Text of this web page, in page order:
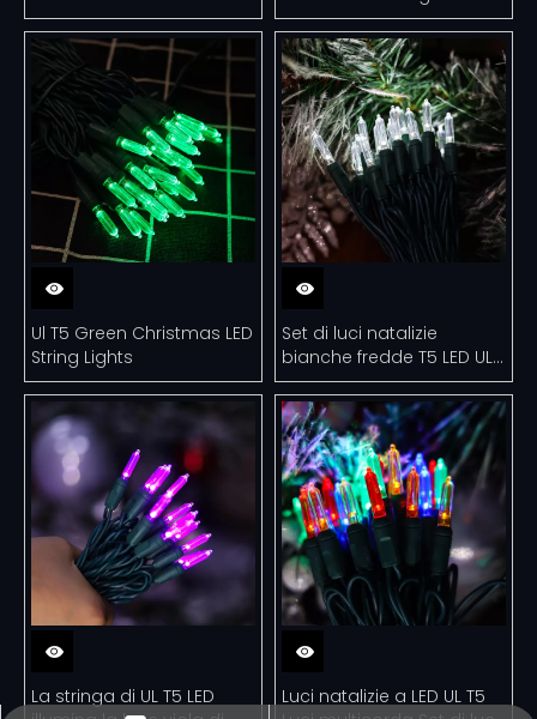
Ul T5 Green Christmas LED
String Lights
Set di luci natalizie
bianche fredde T5 LED UL
per uso esterno
La stringa di UL T5 LED
Luci natalizie a LED UL T5